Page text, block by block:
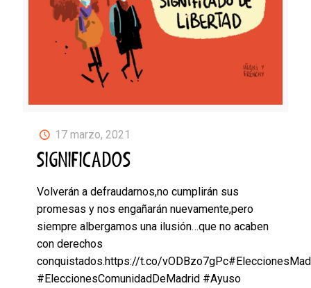
17 marzo, 2021
SIGNIFICADOS
Volverán a defraudarnos,no cumplirán sus
promesas y nos engañarán nuevamente,pero
siempre albergamos una ilusión…que no acaben
con derechos
conquistados.https://t.co/
#EleccionesComunidadDeMadrid #Ayuso